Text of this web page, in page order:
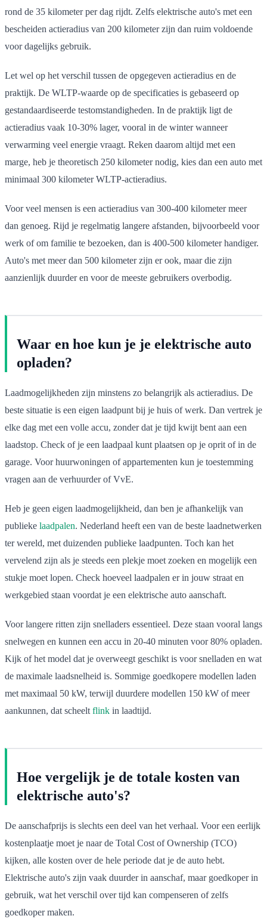
rond de 35 kilometer per dag rijdt. Zelfs elektrische auto's met een
bescheiden actieradius van 200 kilometer zijn dan ruim voldoende
voor dagelijks gebruik.
Let wel op het verschil tussen de opgegeven actieradius en de
praktijk. De WLTP-waarde op de specificaties is gebaseerd op
gestandaardiseerde testomstandigheden. In de praktijk ligt de
actieradius vaak 10-30% lager, vooral in de winter wanneer
verwarming veel energie vraagt. Reken daarom altijd met een
marge, heb je theoretisch 250 kilometer nodig, kies dan een auto met
minimaal 300 kilometer WLTP-actieradius.
Voor veel mensen is een actieradius van 300-400 kilometer meer
dan genoeg. Rijd je regelmatig langere afstanden, bijvoorbeeld voor
werk of om familie te bezoeken, dan is 400-500 kilometer handiger.
Auto's met meer dan 500 kilometer zijn er ook, maar die zijn
aanzienlijk duurder en voor de meeste gebruikers overbodig.
Waar en hoe kun je je elektrische auto
opladen?
Laadmogelijkheden zijn minstens zo belangrijk als actieradius. De
beste situatie is een eigen laadpunt bij je huis of werk. Dan vertrek je
elke dag met een volle accu, zonder dat je tijd kwijt bent aan een
laadstop. Check of je een laadpaal kunt plaatsen op je oprit of in de
garage. Voor huurwoningen of appartementen kun je toestemming
vragen aan de verhuurder of VvE.
Heb je geen eigen laadmogelijkheid, dan ben je afhankelijk van
publieke laadpalen. Nederland heeft een van de beste laadnetwerken
ter wereld, met duizenden publieke laadpunten. Toch kan het
vervelend zijn als je steeds een plekje moet zoeken en mogelijk een
stukje moet lopen. Check hoeveel laadpalen er in jouw straat en
werkgebied staan voordat je een elektrische auto aanschaft.
Voor langere ritten zijn snelladers essentieel. Deze staan vooral langs
snelwegen en kunnen een accu in 20-40 minuten voor 80% opladen.
Kijk of het model dat je overweegt geschikt is voor snelladen en wat
de maximale laadsnelheid is. Sommige goedkopere modellen laden
met maximaal 50 kW, terwijl duurdere modellen 150 kW of meer
aankunnen, dat scheelt flink in laadtijd.
Hoe vergelijk je de totale kosten van
elektrische auto's?
De aanschafprijs is slechts een deel van het verhaal. Voor een eerlijk
kostenplaatje moet je naar de Total Cost of Ownership (TCO)
kijken, alle kosten over de hele periode dat je de auto hebt.
Elektrische auto's zijn vaak duurder in aanschaf, maar goedkoper in
gebruik, wat het verschil over tijd kan compenseren of zelfs
goedkoper maken.